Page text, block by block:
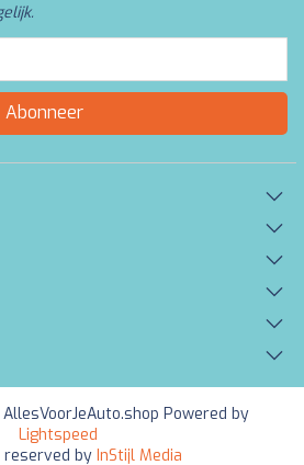
Abonneer
Powered by
Lightspeed
by InStijl Media